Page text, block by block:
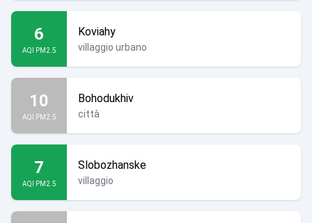
6
AQI PM2.5
Koviahy
villaggio urbano
10
AQI PM2.5
Bohodukhiv
città
7
AQI PM2.5
Slobozhanske
villaggio